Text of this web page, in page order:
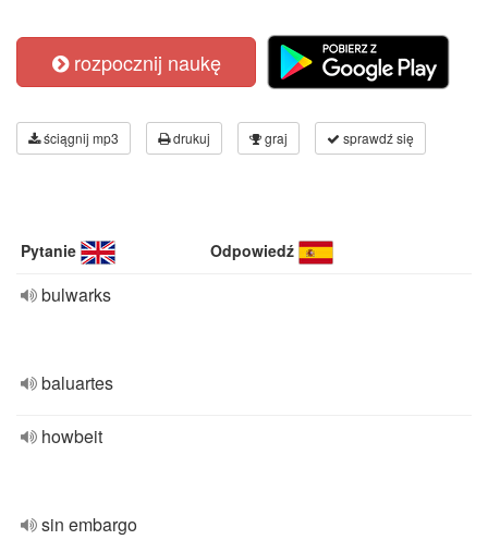
rozpocznij naukę
ściągnij mp3 drukuj graj sprawdź się
Pytanie Odpowiedź
bulwarks
baluartes
howbeit
sin embargo